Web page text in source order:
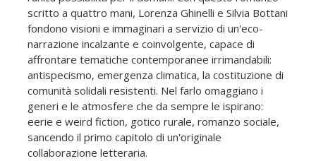
scritto a quattro mani, Lorenza Ghinelli e Silvia Bottani
fondono visioni e immaginari a servizio di un'eco-
narrazione incalzante e coinvolgente, capace di
affrontare tematiche contemporanee irrimandabili:
antispecismo, emergenza climatica, la costituzione di
comunità solidali resistenti. Nel farlo omaggiano i
generi e le atmosfere che da sempre le ispirano:
eerie e weird fiction, gotico rurale, romanzo sociale,
sancendo il primo capitolo di un'originale
collaborazione letteraria.